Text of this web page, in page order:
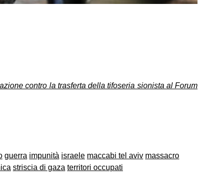
contro la trasferta della tifoseria sionista al Forum
guerra impunità israele maccabi tel aviv massacro
striscia di gaza territori occupati